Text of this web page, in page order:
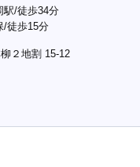
駅/徒歩34分
/徒歩15分
２地割 15-12